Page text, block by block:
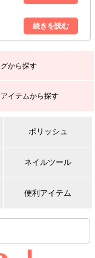
｣はお休みいたしま
の対応となりますので
ります｡
から探す
アイテムから探す
ポリッシュ
ネイルツール
便利アイテム